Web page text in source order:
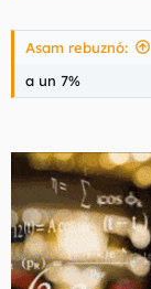
Asam rebuznó:
a un 7%